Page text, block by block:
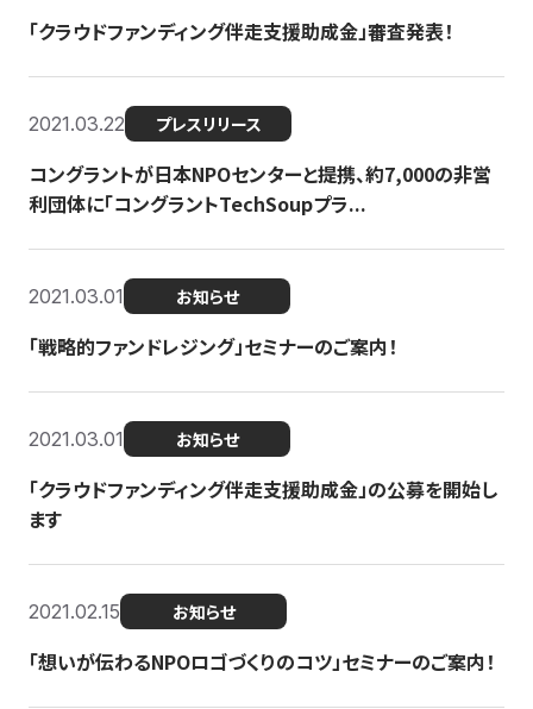
「クラウドファンディング伴走支援助成金」審査発表！
2021.03.22 プレスリリース
コングラントが日本NPOセンターと提携、約7,000の非営
利団体に「コングラントTechSoupプラ...
2021.03.01 お知らせ
「戦略的ファンドレジング」セミナーのご案内！
2021.03.01 お知らせ
「クラウドファンディング伴走支援助成金」の公募を開始し
ます
2021.02.15 お知らせ
「想いが伝わるNPOロゴづくりのコツ」セミナーのご案内！